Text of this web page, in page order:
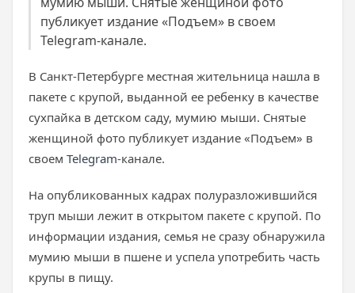
публикует издание «Подъем» в своем
Telegram-канале.
В Санкт-Петербурге местная жительница нашла в
пакете c крупой, выданной ее ребенку в качестве
сухпайка в детском саду, мумию мыши. Снятые
женщиной фото публикует издание «Подъем» в
своем Telegram-канале.
На опубликованных кадрах полуразложившийся
труп мыши лежит в открытом пакете с крупой. По
информации издания, семья не сразу обнаружила
мумию мыши в пшене и успела употребить часть
крупы в пищу.